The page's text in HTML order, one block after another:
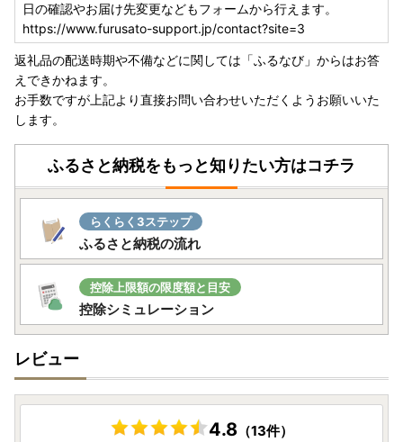
日の確認やお届け先変更などもフォームから行えます。
https://www.furusato-support.jp/contact?site=3
返礼品の配送時期や不備などに関しては「ふるなび」からはお答
えできかねます。
お手数ですが上記より直接お問い合わせいただくようお願いいた
します。
ふるさと納税をもっと知りたい方はコチラ
らくらく3ステップ
ふるさと納税の流れ
控除上限額の限度額と目安
控除シミュレーション
レビュー
4.8（13件）